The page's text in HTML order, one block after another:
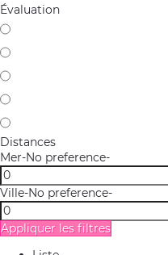
Évaluation
Distances
Mer-No preference-
Ville-No preference-
Appliquer les filtres